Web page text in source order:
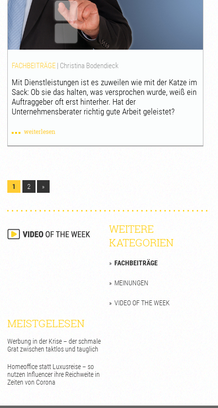
FACHBEITRÄGE | Christina Bodendieck
Mit Dienstleistungen ist es zuweilen wie mit der Katze im
Sack: Ob sie das halten, was versprochen wurde, weiß ein
Auftraggeber oft erst hinterher. Hat der
Unternehmensberater richtig gute Arbeit geleistet?
weiterlesen
1 2 »
WEITERE
KATEGORIEN
FACHBEITRÄGE
MEINUNGEN
VIDEO OF THE WEEK
MEISTGELESEN
Werbung in der Krise – der schmale
Grat zwischen taktlos und tauglich
Homeoffice statt Luxusreise – so
nutzen Influencer ihre Reichweite in
Zeiten von Corona